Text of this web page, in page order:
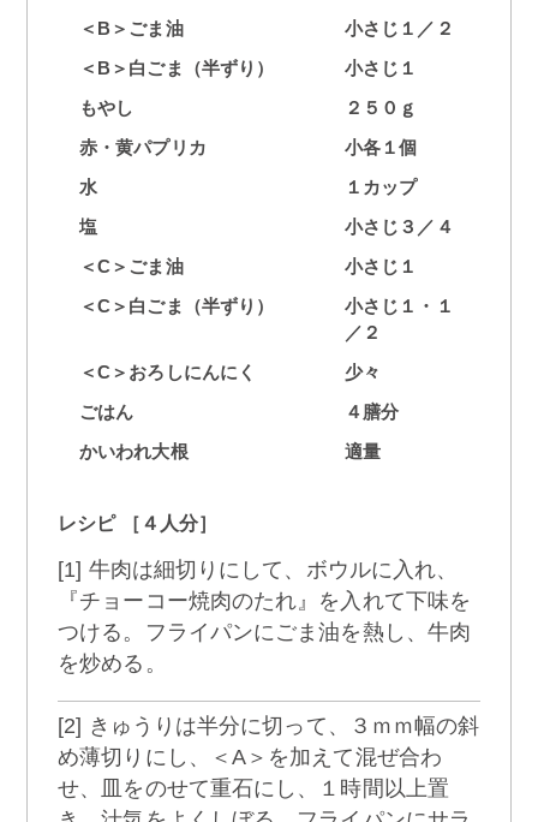
＜B＞ごま油
小さじ１／２
＜B＞白ごま（半ずり）
小さじ１
もやし
２５０ｇ
赤・黄パプリカ
小各１個
水
１カップ
塩
小さじ３／４
＜C＞ごま油
小さじ１
＜C＞白ごま（半ずり）
小さじ１・１
／２
＜C＞おろしにんにく
少々
ごはん
４膳分
かいわれ大根
適量
レシピ ［４人分］
[1] 牛肉は細切りにして、ボウルに入れ、
『チョーコー焼肉のたれ』を入れて下味を
つける。フライパンにごま油を熱し、牛肉
を炒める。
[2] きゅうりは半分に切って、３ｍｍ幅の斜
め薄切りにし、＜A＞を加えて混ぜ合わ
せ、皿をのせて重石にし、１時間以上置